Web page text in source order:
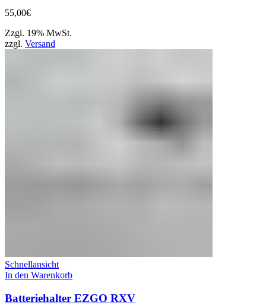
55,00€
Zzgl. 19% MwSt.
zzgl. Versand
Schnellansicht
In den Warenkorb
Batteriehalter EZGO RXV